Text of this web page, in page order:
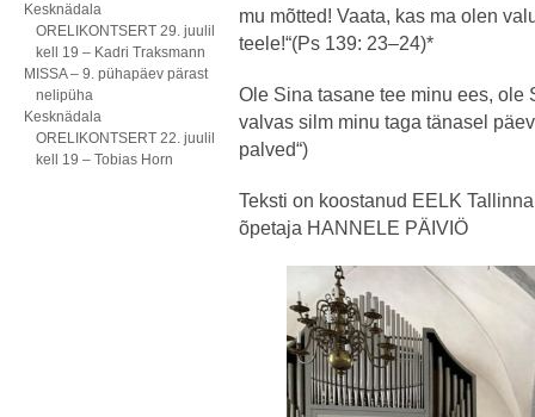
Kesknädala
ORELIKONTSERT 29. juulil
kell 19 – Kadri Traksmann
MISSA – 9. pühapäev pärast
nelipüha
Kesknädala
ORELIKONTSERT 22. juulil
kell 19 – Tobias Horn
mu mõtted! Vaata, kas ma olen
teele!“(Ps 139: 23–24)*
Ole Sina tasane tee minu ees, ole
valvas silm minu taga tänasel
palved“)
Teksti on koostanud EELK
õpetaja HANNELE PÄIVIÖ